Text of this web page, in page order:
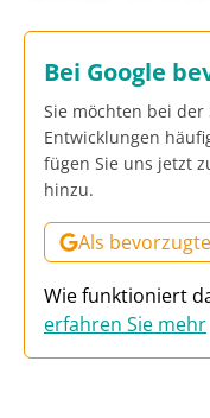
Bei Google
Sie möchten bei
Entwicklungen
fügen Sie uns jetzt
hinzu.
Als
Wie funktioniert
erfahren Sie mehr